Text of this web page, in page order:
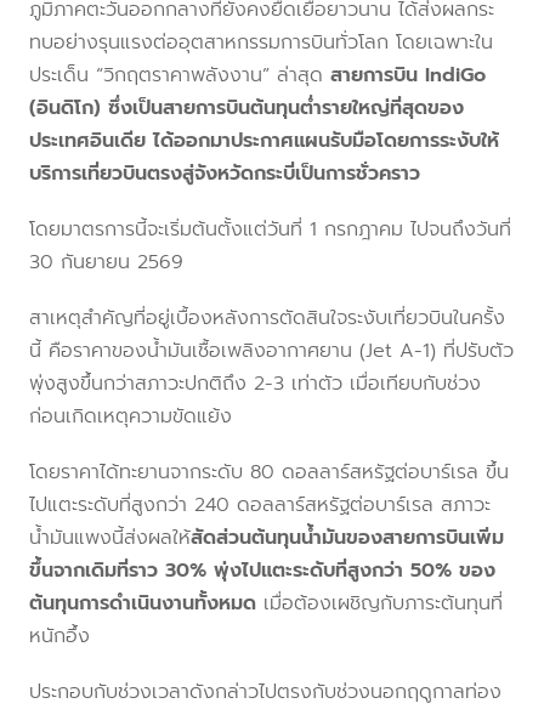
ภูมิภาคตะวันออกกลางที่ยังคงยืดเยื้อยาวนาน ได้ส่งผลกระ
ทบอย่างรุนแรงต่ออุตสาหกรรมการบินทั่วโลก โดยเฉพาะใน
ประเด็น “วิกฤตราคาพลังงาน” ล่าสุด สายการบิน IndiGo
(อินดิโก) ซึ่งเป็นสายการบินต้นทุนต่ำรายใหญ่ที่สุดของ
ประเทศอินเดีย ได้ออกมาประกาศแผนรับมือโดยการระงับให้
บริการเที่ยวบินตรงสู่จังหวัดกระบี่เป็นการชั่วคราว
โดยมาตรการนี้จะเริ่มต้นตั้งแต่วันที่ 1 กรกฎาคม ไปจนถึงวันที่
30 กันยายน 2569
สาเหตุสำคัญที่อยู่เบื้องหลังการตัดสินใจระงับเที่ยวบินในครั้ง
นี้ คือราคาของน้ำมันเชื้อเพลิงอากาศยาน (Jet A-1) ที่ปรับตัว
พุ่งสูงขึ้นกว่าสภาวะปกติถึง 2-3 เท่าตัว เมื่อเทียบกับช่วง
ก่อนเกิดเหตุความขัดแย้ง
โดยราคาได้ทะยานจากระดับ 80 ดอลลาร์สหรัฐต่อบาร์เรล ขึ้น
ไปแตะระดับที่สูงกว่า 240 ดอลลาร์สหรัฐต่อบาร์เรล สภาวะ
น้ำมันแพงนี้ส่งผลให้สัดส่วนต้นทุนน้ำมันของสายการบินเพิ่ม
ขึ้นจากเดิมที่ราว 30% พุ่งไปแตะระดับที่สูงกว่า 50% ของ
ต้นทุนการดำเนินงานทั้งหมด เมื่อต้องเผชิญกับภาระต้นทุนที่
หนักอึ้ง
ประกอบกับช่วงเวลาดังกล่าวไปตรงกับช่วงนอกฤดูกาลท่อง